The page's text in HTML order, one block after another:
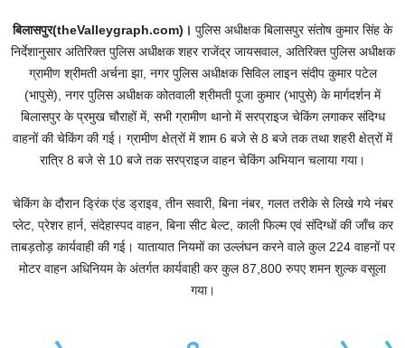
बिलासपुर(theValleygraph.com)। पुलिस अधीक्षक बिलासपुर संतोष कुमार सिंह के
निर्देशानुसार अतिरिक्त पुलिस अधीक्षक शहर राजेंद्र जायसवाल, अतिरिक्त पुलिस अधीक्षक
ग्रामीण श्रीमती अर्चना झा, नगर पुलिस अधीक्षक सिविल लाइन संदीप कुमार पटेल
(भापुसे), नगर पुलिस अधीक्षक कोतवाली श्रीमती पूजा कुमार (भापुसे) के मार्गदर्शन में
बिलासपुर के प्रमुख चौराहों में, सभी ग्रामीण थानो में सरप्राइज चेकिंग लगाकर संदिग्ध
वाहनों की चेकिंग की गई। ग्रामीण क्षेत्रों में शाम 6 बजे से 8 बजे तक तथा शहरी क्षेत्रों में
रात्रि 8 बजे से 10 बजे तक सरप्राइज वाहन चेकिंग अभियान चलाया गया।
चेकिंग के दौरान ड्रिंक एंड ड्राइव, तीन सवारी, बिना नंबर, गलत तरीके से लिखे गये नंबर
प्लेट, प्रेशर हार्न, संदेहास्पद वाहन, बिना सीट बेल्ट, काली फिल्म एवं संदिग्धों की जाँच कर
ताबड़तोड़ कार्यवाही की गई। यातायात नियमों का उल्लंघन करने वाले कुल 224 वाहनों पर
मोटर वाहन अधिनियम के अंतर्गत कार्यवाही कर कुल 87,800 रुपए शमन शुल्क वसूला
गया।